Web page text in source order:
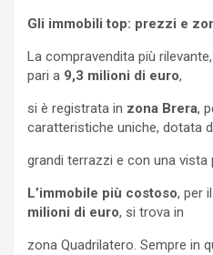
Gli immobili top: prezzi e
La compravendita più
pari a 9,3 milioni di euro,
si è registrata in zona Brera,
caratteristiche uniche, dotata
grandi terrazzi e con una
L’immobile più costoso, per
milioni di euro, si trova in
zona Quadrilatero. Sempre in